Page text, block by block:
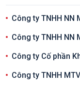
Công ty TNHH NN
Công ty TNHH NN
Công ty Cố phần
Công ty TNHH